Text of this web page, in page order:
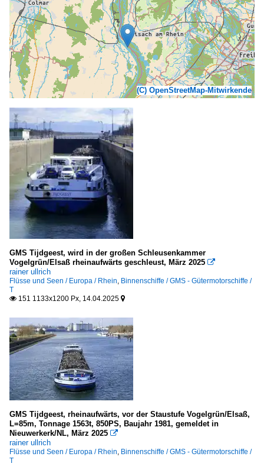
(C) OpenStreetMap-Mitwirkende
GMS Tijdgeest, wird in der großen Schleusenkammer
Vogelgrün/Elsaß rheinaufwärts geschleust, März 2025 
rainer ullrich
Flüsse und Seen / Europa / Rhein, Binnenschiffe / GMS - Gütermotorschiffe /
T
 151 1133x1200 Px, 14.04.2025 
GMS Tijdgeest, rheinaufwärts, vor der Staustufe Vogelgrün/Elsaß,
L=85m, Tonnage 1563t, 850PS, Baujahr 1981, gemeldet in
Nieuwerkerk/NL, März 2025 
rainer ullrich
Flüsse und Seen / Europa / Rhein, Binnenschiffe / GMS - Gütermotorschiffe /
T